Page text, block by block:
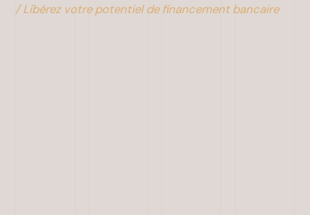
/ Libérez votre potentiel de financement bancaire